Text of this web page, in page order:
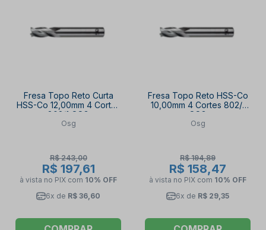
Fresa Topo Reto Curta
HSS-Co 12,00mm 4 Cortes
802/1 OSG
Osg
R$ 243,00
R$ 197,61
à vista no PIX com 10% OFF
6x de R$ 36,60
Fresa Topo Reto HSS-Co
10,00mm 4 Cortes 802/1
OSG
Osg
R$ 194,89
R$ 158,47
à vista no PIX com 10% OFF
6x de R$ 29,35